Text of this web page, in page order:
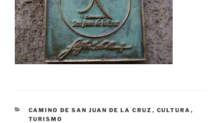
CATEGORÍAS
CAMINO DE SAN JUAN DE LA CRUZ , CULTURA ,
TURISMO